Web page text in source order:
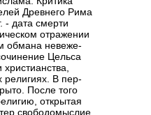
Древнего Рима
- дата смерти
отражении
обмана невеже-
Цельса
религиях. В пер-
После того
открытая
свободомыслие